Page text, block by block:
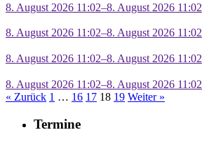
8. August 2026 11:02–8. August 2026 11:02
8. August 2026 11:02–8. August 2026 11:02
8. August 2026 11:02–8. August 2026 11:02
8. August 2026 11:02–8. August 2026 11:02
« Zurück 1 … 16 17 18 19 Weiter »
Termine